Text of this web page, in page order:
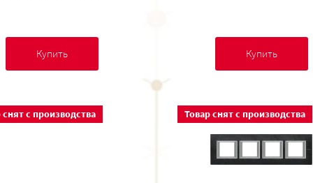
Купить Купить
снят с производства Товар снят с производства